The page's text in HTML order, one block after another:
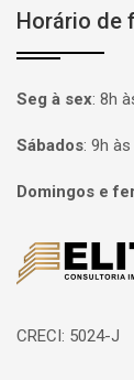
Horário de
Seg à sex: 8h
Sábados: 9h às
Domingos e
Página
CRECI: 5024-J